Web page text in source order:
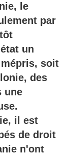
le
par
un
soit
des
une
il est
de droit
n'ont